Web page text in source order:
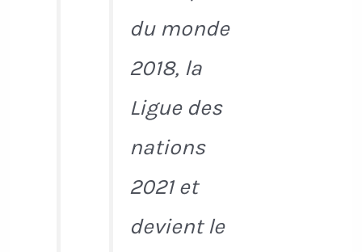
du monde
2018, la
Ligue des
nations
2021 et
devient le